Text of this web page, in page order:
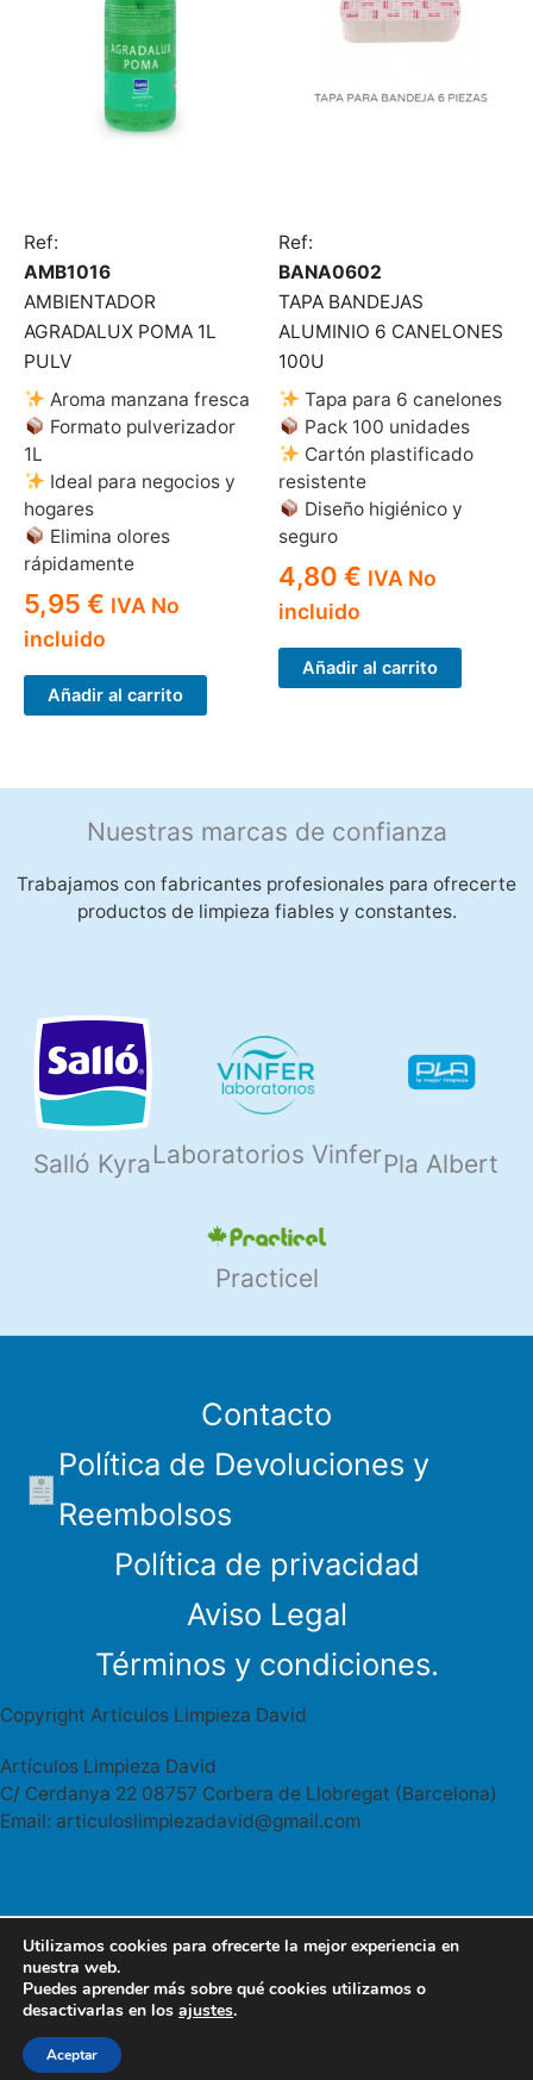
Ref:
AMB1016
AMBIENTADOR
AGRADALUX POMA 1L
PULV
Aroma manzana fresca
Formato pulverizador
1L
Ideal para negocios y
hogares
Elimina olores
rápidamente
5,95 € IVA No
incluido
Añadir al carrito
Ref:
BANA0602
TAPA BANDEJAS
ALUMINIO 6 CANELONES
100U
Tapa para 6 canelones
Pack 100 unidades
Cartón plastificado
resistente
Diseño higiénico y
seguro
4,80 € IVA No
incluido
Añadir al carrito
Nuestras marcas de confianza
Trabajamos con fabricantes profesionales para ofrecerte
productos de limpieza fiables y constantes.
Salló Kyra Laboratorios VinferPla Albert
Practicel
Contacto
Política de Devoluciones y
Reembolsos
Política de privacidad
Aviso Legal
Términos y condiciones.
Copyright Articulos Limpieza David
Artículos Limpieza David
C/ Cerdanya 22 08757 Corbera de Llobregat (Barcelona)
Email: articuloslimpiezadavid@gmail.com
Articulos limpieza David Cerdanya 22
08757 Corbera Llobregat
WhatsApp
articuloslimpiezadavid@gmail.com
Utilizamos cookies para ofrecerte la mejor experiencia en
nuestra web.
Puedes aprender más sobre qué cookies utilizamos o
desactivarlas en los ajustes.
Aceptar